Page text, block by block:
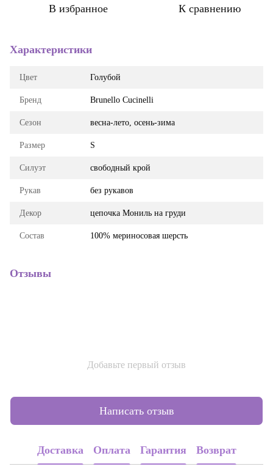
В избранное К сравнению
Характеристики
Цвет Голубой
Бренд Brunello Cucinelli
Сезон весна-лето, осень-зима
Размер S
Силуэт свободный крой
Рукав без рукавов
Декор цепочка Мониль на груди
Состав 100% мериносовая шерсть
Отзывы
Добавьте первый отзыв
Написать отзыв
Доставка Оплата Гарантия Возврат